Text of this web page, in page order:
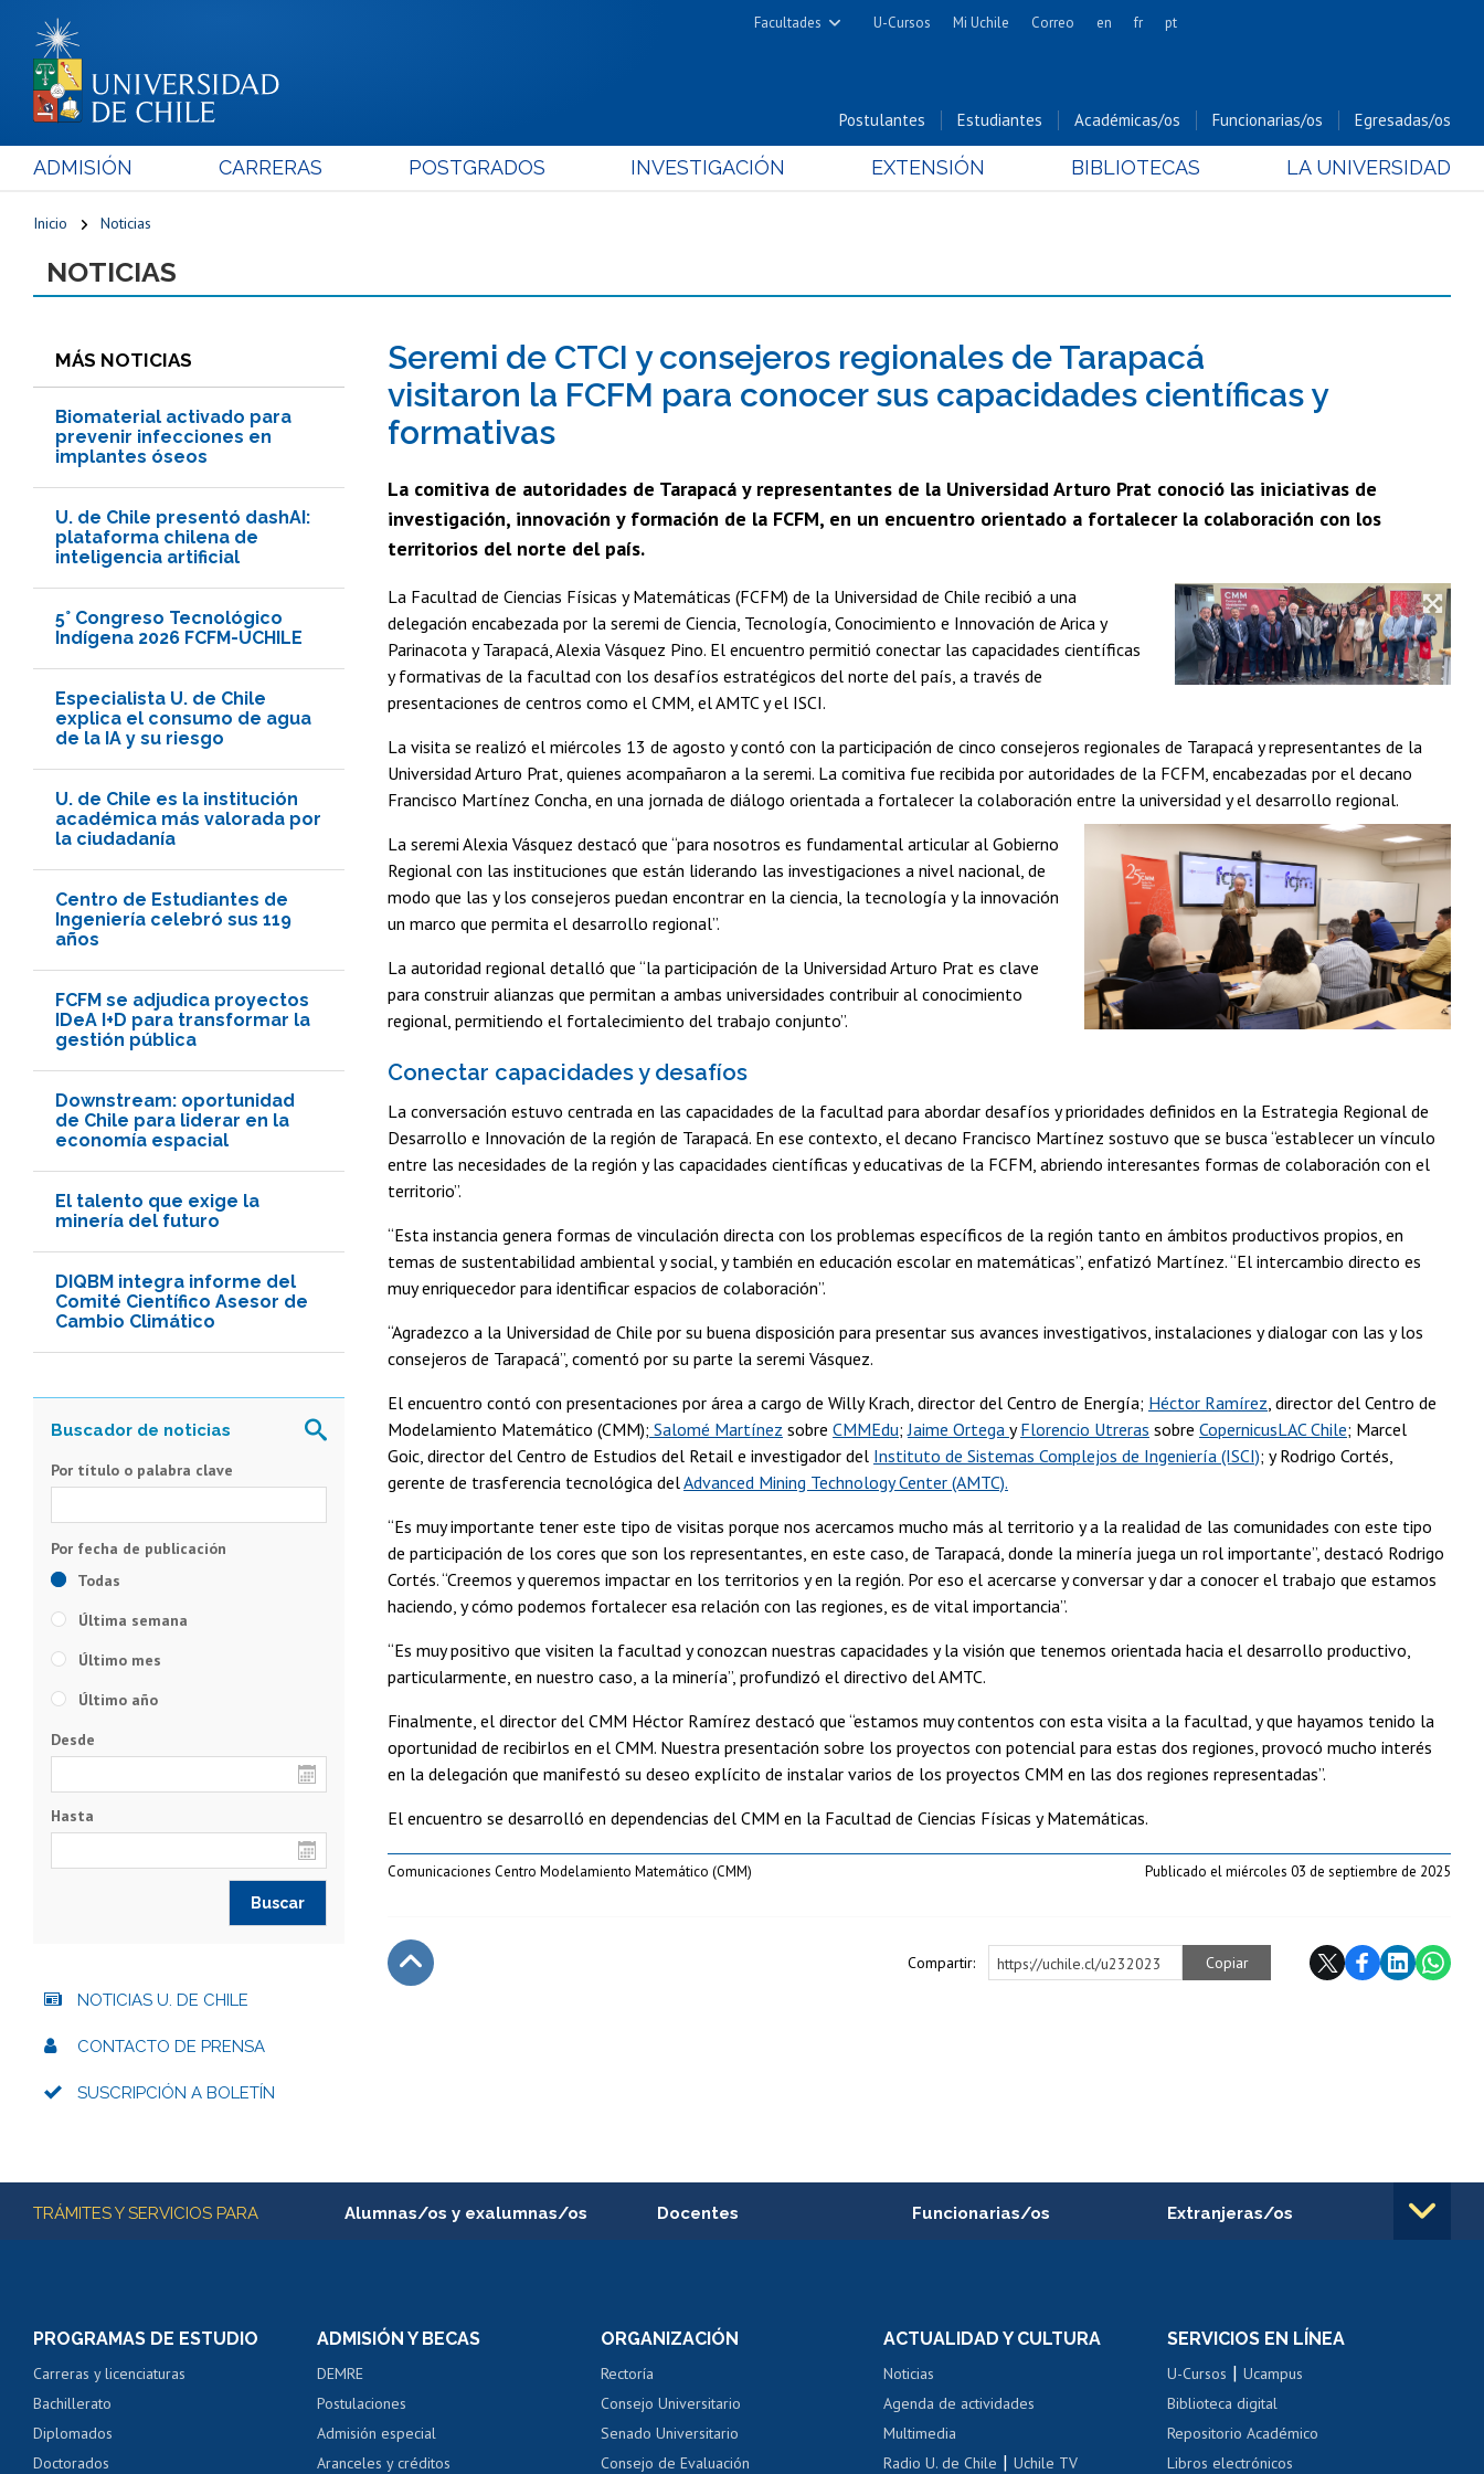
Facultades
Cs. Físicas y Matemáticas
Cs. Forestales y Conservación
Cs. Químicas y Farmacéuticas
Cs. Sociales
Estudios Avanzados en Educación
Estudios Internacionales
Nutrición y Tecnología de
Bachillerato
U-Cursos Mi Uchile Correo en fr pt
Postulantes Estudiantes Académicas/os Funcionarias/os Egresadas/os
ADMISIÓN CARRERAS POSTGRADOS INVESTIGACIÓN EXTENSIÓN BIBLIOTECAS LA UNIVERSIDAD
Inicio Noticias
NOTICIAS
MÁS NOTICIAS
Biomaterial activado para
prevenir infecciones en
implantes óseos
U. de Chile presentó dashAI:
plataforma chilena de
inteligencia artificial
5° Congreso Tecnológico
Indígena 2026 FCFM-UCHILE
Especialista U. de Chile
explica el consumo de agua
de la IA y su riesgo
U. de Chile es la institución
académica más valorada por
la ciudadanía
Centro de Estudiantes de
Ingeniería celebró sus 119
años
FCFM se adjudica proyectos
IDeA I+D para transformar la
gestión pública
Downstream: oportunidad
de Chile para liderar en la
economía espacial
El talento que exige la
minería del futuro
DIQBM integra informe del
Comité Científico Asesor de
Cambio Climático
Seremi de CTCI y consejeros regionales de Tarapacá
visitaron la FCFM para conocer sus capacidades científicas y
formativas
La comitiva de autoridades de Tarapacá y representantes de la Universidad Arturo Prat conoció las iniciativas de
investigación, innovación y formación de la FCFM, en un encuentro orientado a fortalecer la colaboración con los
territorios del norte del país.
La Facultad de Ciencias Físicas y Matemáticas (FCFM) de la Universidad de Chile recibió a una
delegación encabezada por la seremi de Ciencia, Tecnología, Conocimiento e Innovación de Arica y
Parinacota y Tarapacá, Alexia Vásquez Pino. El encuentro permitió conectar las capacidades científicas
y formativas de la facultad con los desafíos estratégicos del norte del país, a través de
presentaciones de centros como el CMM, el AMTC y el ISCI.
La visita se realizó el miércoles 13 de agosto y contó con la participación de cinco consejeros regionales de Tarapacá y representantes de la
Universidad Arturo Prat, quienes acompañaron a la seremi. La comitiva fue recibida por autoridades de la FCFM, encabezadas por el decano
Francisco Martínez Concha, en una jornada de diálogo orientada a fortalecer la colaboración entre la universidad y el desarrollo regional.
La seremi Alexia Vásquez destacó que “para nosotros es fundamental articular al Gobierno
Regional con las instituciones que están liderando las investigaciones a nivel nacional, de
modo que las y los consejeros puedan encontrar en la ciencia, la tecnología y la innovación
un marco que permita el desarrollo regional”.
La autoridad regional detalló que “la participación de la Universidad Arturo Prat es clave
para construir alianzas que permitan a ambas universidades contribuir al conocimiento
regional, permitiendo el fortalecimiento del trabajo conjunto”.
Conectar capacidades y desafíos
La conversación estuvo centrada en las capacidades de la facultad para abordar desafíos y prioridades definidos en la Estrategia Regional de
Desarrollo e Innovación de la región de Tarapacá. En ese contexto, el decano Francisco Martínez sostuvo que se busca “establecer un vínculo
entre las necesidades de la región y las capacidades científicas y educativas de la FCFM, abriendo interesantes formas de colaboración con el
territorio”.
“Esta instancia genera formas de vinculación directa con los problemas específicos de la región tanto en ámbitos productivos propios, en
temas de sustentabilidad ambiental y social, y también en educación escolar en matemáticas”, enfatizó Martínez. “El intercambio directo es
muy enriquecedor para identificar espacios de colaboración”.
“Agradezco a la Universidad de Chile por su buena disposición para presentar sus avances investigativos, instalaciones y dialogar con las y los
consejeros de Tarapacá”, comentó por su parte la seremi Vásquez.
El encuentro contó con presentaciones por área a cargo de Willy Krach, director del Centro de Energía; Héctor Ramírez, director del Centro de
Modelamiento Matemático (CMM); Salomé Martínez sobre CMMEdu;Jaime Ortega yFlorencio Utreras sobre CopernicusLAC Chile; Marcel
Goic, director del Centro de Estudios del Retail e investigador del Instituto de Sistemas Complejos de Ingeniería (ISCI); y Rodrigo Cortés,
gerente de trasferencia tecnológica delAdvanced Mining Technology Center (AMTC).
“Es muy importante tener este tipo de visitas porque nos acercamos mucho más al territorio y a la realidad de las comunidades con este tipo
de participación de los cores que son los representantes, en este caso, de Tarapacá, donde la minería juega un rol importante”, destacó Rodrigo
Cortés. “Creemos y queremos impactar en los territorios y en la región. Por eso el acercarse y conversar y dar a conocer el trabajo que estamos
haciendo, y cómo podemos fortalecer esa relación con las regiones, es de vital importancia”.
“Es muy positivo que visiten la facultad y conozcan nuestras capacidades y la visión que tenemos orientada hacia el desarrollo productivo,
particularmente, en nuestro caso, a la minería”, profundizó el directivo del AMTC.
Finalmente, el director del CMM Héctor Ramírez destacó que “estamos muy contentos con esta visita a la facultad, y que hayamos tenido la
oportunidad de recibirlos en el CMM. Nuestra presentación sobre los proyectos con potencial para estas dos regiones, provocó mucho interés
en la delegación que manifestó su deseo explícito de instalar varios de los proyectos CMM en las dos regiones representadas”.
El encuentro se desarrolló en dependencias del CMM en la Facultad de Ciencias Físicas y Matemáticas.
Comunicaciones Centro Modelamiento Matemático (CMM) Publicado el miércoles 03 de septiembre de 2025
Compartir: https://uchile.cl/u232023 Copiar
Por título o palabra clave
Todas
Última semana
Último mes
Último año
Desde
Hasta
NOTICIAS U. DE CHILE
CONTACTO DE PRENSA
SUSCRIPCIÓN A BOLETÍN
Más información
TRÁMITES Y SERVICIOS PARA Alumnas/os y exalumnas/os
Servicio médico y dental
Pago de arancel y crédito alumnos
Pago de arancel y crédito exalumnos
Docentes
Perfeccionamiento
Evaluación docente
Calificación académica
Postulación al AUCAI
Funcionarias/os
Portal de movilidad interna
Certificado de renta
Certificado de renta
Extranjeras/os
Cursos de español
PROGRAMAS DE ESTUDIO
Carreras y licenciaturas
Bachillerato
Diplomados
Doctorados
ADMISIÓN Y BECAS
DEMRE
Postulaciones
Admisión especial
Aranceles y créditos
ORGANIZACIÓN
Rectoría
Consejo Universitario
Senado Universitario
Consejo de Evaluación
ACTUALIDAD Y CULTURA
Noticias
Agenda de actividades
Multimedia
Radio U. de Chile |Uchile TV
SERVICIOS EN LÍNEA
U-Cursos |Ucampus
Biblioteca digital
Repositorio Académico
Libros electrónicos